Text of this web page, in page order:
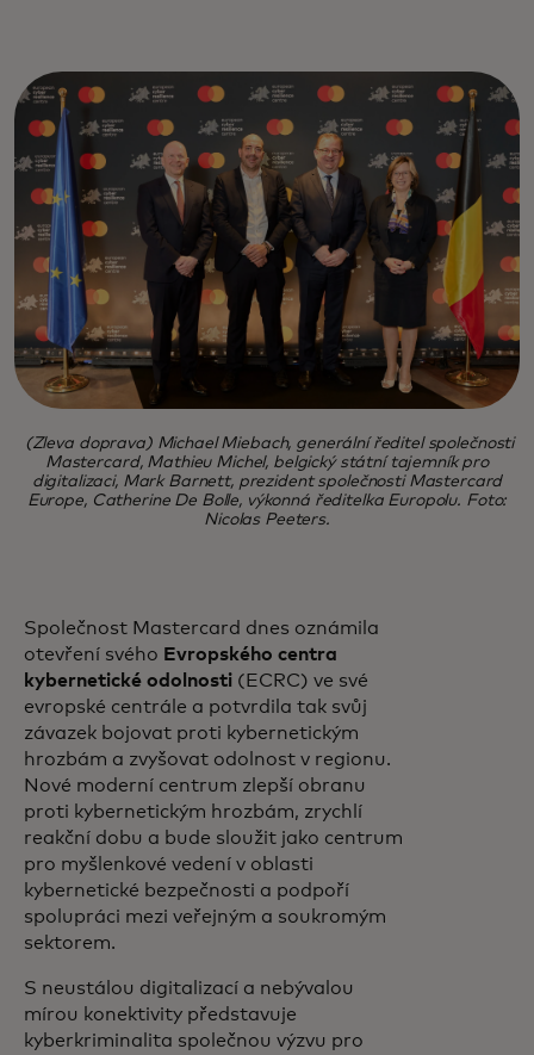
(Zleva doprava) Michael Miebach, generální ředitel společnosti
Mastercard, Mathieu Michel, belgický státní tajemník pro
digitalizaci, Mark Barnett, prezident společnosti Mastercard
Europe, Catherine De Bolle, výkonná ředitelka Europolu. Foto:
Nicolas Peeters.
Společnost Mastercard dnes oznámila
otevření svého Evropského centra
kybernetické odolnosti (ECRC) ve své
evropské centrále a potvrdila tak svůj
závazek bojovat proti kybernetickým
hrozbám a zvyšovat odolnost v regionu.
Nové moderní centrum zlepší obranu
proti kybernetickým hrozbám, zrychlí
reakční dobu a bude sloužit jako centrum
pro myšlenkové vedení v oblasti
kybernetické bezpečnosti a podpoří
spolupráci mezi veřejným a soukromým
sektorem.
S neustálou digitalizací a nebývalou
mírou konektivity představuje
kyberkriminalita společnou výzvu pro